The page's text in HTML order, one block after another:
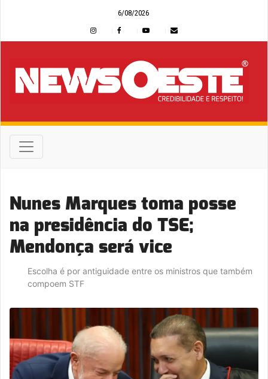
6/08/2026
Nunes Marques toma posse
na presidência do TSE;
Mendonça será vice
Escolha é por antiguidade entre os ministros que também
compoem STF